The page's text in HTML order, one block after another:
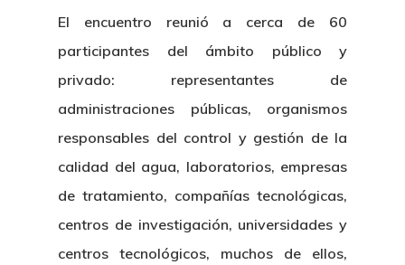
El encuentro reunió a cerca de 60
participantes del ámbito público y
privado: representantes de
administraciones públicas, organismos
responsables del control y gestión de la
calidad del agua, laboratorios, empresas
de tratamiento, compañías tecnológicas,
centros de investigación, universidades y
centros tecnológicos, muchos de ellos,